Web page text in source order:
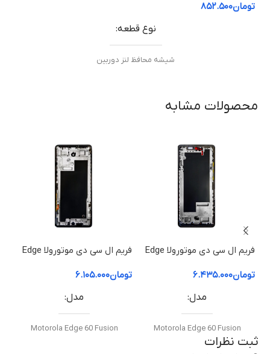
تومان۸۵۲.۵۰۰
نوع قطعه
شیشه محافظ لنز دوربین
اورجینال (Original Equipment Manufacturer – OEM)
ضمانت سلامت فیزیکی کالا
محصولات مشابه
فریم ال سی دی موتورولا Edge
تومان۶.۴۳۵.۰۰۰
مدل
Motorola Edge 60 Fusion
فریم ال سی دی موتورولا Edge
تومان۶.۱۰۵.۰۰۰
مدل
Motorola Edge 60 Fusion
ثبت نظرات